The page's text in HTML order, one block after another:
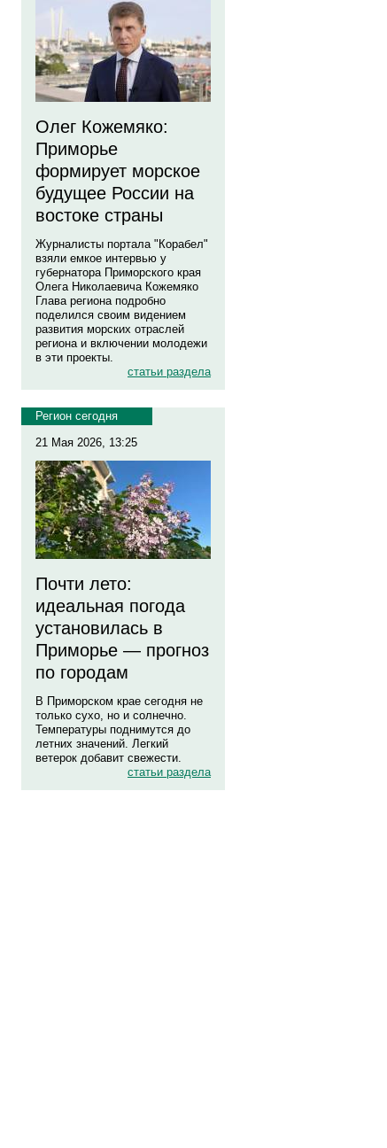
Олег Кожемяко:
Приморье
формирует морское
будущее России на
востоке страны
Журналисты портала "Корабел"
взяли емкое интервью у
губернатора Приморского края
Олега Николаевича Кожемяко
Глава региона подробно
поделился своим видением
развития морских отраслей
региона и включении молодежи
в эти проекты.
статьи раздела
Регион сегодня
21 Мая 2026, 13:25
Почти лето:
идеальная погода
установилась в
Приморье — прогноз
по городам
В Приморском крае сегодня не
только сухо, но и солнечно.
Температуры поднимутся до
летних значений. Легкий
ветерок добавит свежести.
статьи раздела